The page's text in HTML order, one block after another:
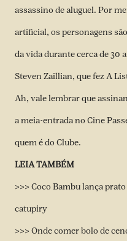
assassino de aluguel. Por
artificial, os personagens
da vida durante cerca de 30
Steven Zaillian, que fez A
Ah, vale lembrar que
a meia-entrada no Cine
quem é do Clube.
LEIA TAMBÉM
>>> Coco Bambu lança
catupiry
>>> Onde comer bolo de